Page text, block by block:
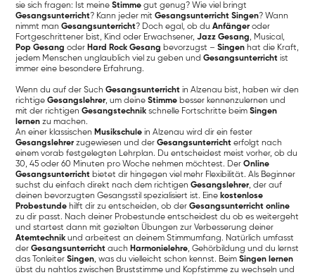
sie sich fragen: Ist meineStimme gut genug? Wie viel bringt
Gesangsunterricht? Kann jeder mitGesangsunterricht Singen? Wann
nimmt manGesangsunterricht? Doch egal, ob duAnfänger oder
Fortgeschrittener bist, Kind oder Erwachsener,Jazz Gesang, Musical,
Pop Gesang oder Hard Rock Gesang bevorzugst –Singen hat die Kraft,
jedem Menschen unglaublich viel zu geben undGesangsunterricht ist
immer eine besondere Erfahrung.
Wenn du auf der SuchGesangsunterricht in Alzenau bist, haben wir den
richtigeGesangslehrer, um deineStimme besser kennenzulernen und
mit der richtigenGesangstechnik schnelle Fortschritte beimSingen
lernen zu machen.
An einer klassischen Musikschule in Alzenau wird dir ein fester
Gesangslehrer zugewiesen und derGesangsunterricht erfolgt nach
einem vorab festgelegten Lehrplan. Du entscheidest meist vorher, ob du
30, 45 oder 60 Minuten pro Woche nehmen möchtest. DerOnline
Gesangsunterricht bietet dir hingegen viel mehr Flexibilität. Als Beginner
suchst du einfach direkt nach dem richtigenGesangslehrer, der auf
deinen bevorzugten Gesangsstil spezialisiert ist. Eine kostenlose
Probestunde hilft dir zu entscheiden, ob derGesangsunterricht online
zu dir passt. Nach deiner Probestunde entscheidest du ob es weitergeht
und startest dann mit gezielten Übungen zur Verbesserung deiner
Atemtechnik und arbeitest an deinem Stimmumfang. Natürlich umfasst
derGesangsunterricht auch Harmonielehre, Gehörbildung und du lernst
das TonleiterSingen, was du vielleicht schon kennst. BeimSingen lernen
übst du nahtlos zwischen Bruststimme und Kopfstimme zu wechseln und